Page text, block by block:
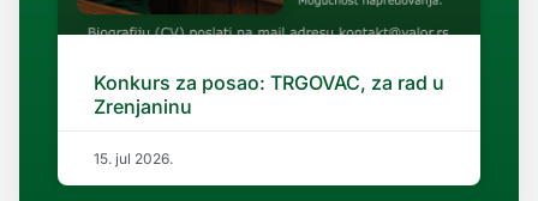
Konkurs za posao: TRGOVAC, za rad u
Zrenjaninu
15. jul 2026.